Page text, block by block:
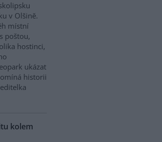
v Olšině.
místní
poštou,
hostinci,
ukázat
historii
kolem